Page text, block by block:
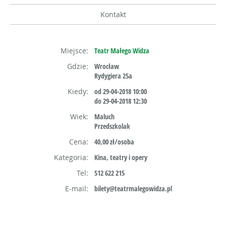
Kontakt
Miejsce:
Teatr Małego Widza
Gdzie:
Wrocław
Rydygiera 25a
Kiedy:
od 29-04-2018 10:00
do 29-04-2018 12:30
Wiek:
Maluch
Przedszkolak
Cena:
40,00 zł/osoba
Kategoria:
Kina, teatry i opery
Tel:
512 622 215
E-mail:
bilety@teatrmalegowidza.pl